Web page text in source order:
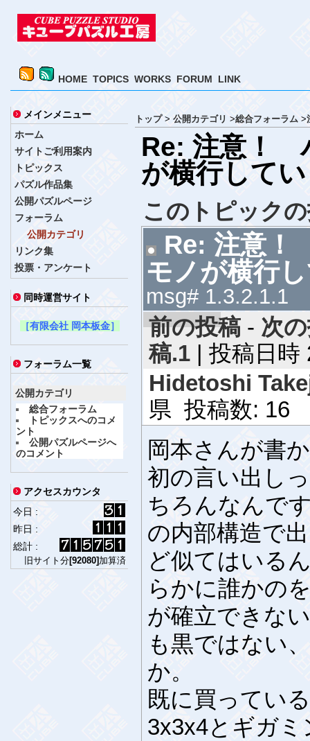
HOME TOPICS WORKS FORUM LINK
メインメニュー
ホーム
サイトご利用案内
トピックス
パズル作品集
公開パズルページ
フォーラム
公開カテゴリ
リンク集
投票・アンケート
同時運営サイト
［有限会社 岡本板金］
フォーラム一覧
公開カテゴリ
総合フォーラム
トピックスへのコメ
ント
公開パズルページへ
のコメント
アクセスカウンタ
今日 :
昨日 :
総計 :
旧サイト分[92080] 加算済
トップ> 公開カテゴリ >総合フォーラム >
Re: 注意！
が横行して
このトピック
Re: 注意
モノが横行
msg# 1.3.2.1.1
前の投稿 - 次
稿.1 | 投稿日時
Hidetoshi
県 投稿数: 16
岡本さんが書
初の言い出し
ちろんなんで
の内部構造で
ど似てはいる
らかに誰かの
が確立できな
も黒ではない
か。
既に買ってい
3x3x4とギガ